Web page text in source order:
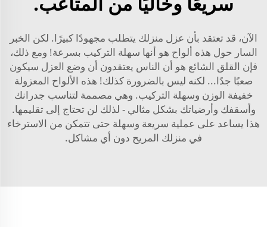
الآن، قد تعتقد بأن عزل منزلك يتطلب مجهودًا كبيرًا. لكن الخبر
السار حول هذه ألواح هو أنها سهلة التركيب بسرعة! ومع ذلك،
فإن القلق الشائع هو أن الناس يعتقدون أن وضع العزل سيكون
صعبًا جدًا... لكنه ليس بالضرورة كذلك! هذه الألواح المعزولة
خفيفة الوزن وسهلة التركيب. وهي مصممة لتناسب جدرانك
وأسقفك وأرضياتك بشكل مثالي - لذلك لن تحتاج إلى تقليمها.
هذا يساعد على عملية سريعة وسهلة حتى تتمكن من الاسترخاء
في منزلك المريح دون أي مشاكل.